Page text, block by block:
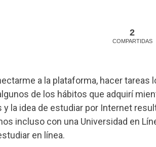
2
COMPARTIDAS
a la plataforma, hacer
de los hábitos que adquirí
la idea de estudiar por Internet
incluso con una Universidad en
en línea.